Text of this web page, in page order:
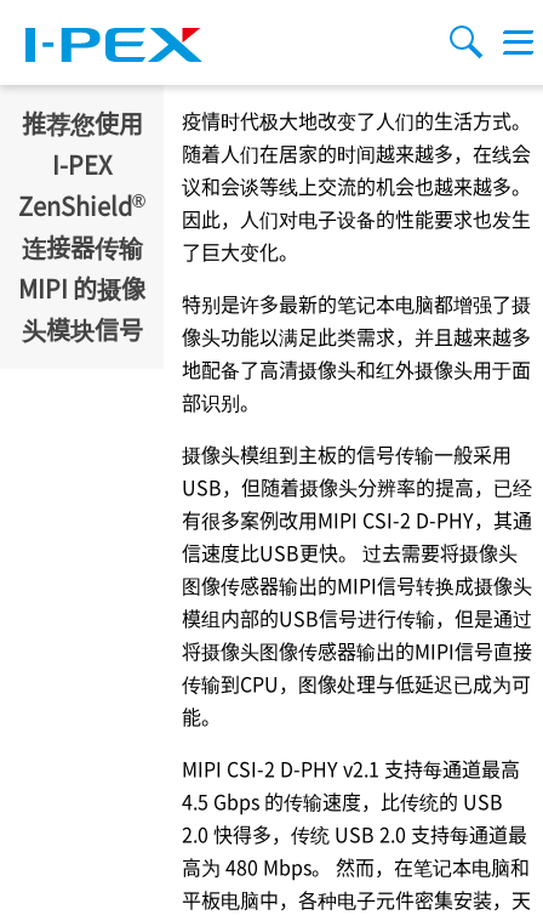
搜索
Menu
推荐您使用
I-PEX
ZenShield®
连接器传输
MIPI 的摄像
头模块信号
疫情时代极大地改变了人们的生活方式。
随着人们在居家的时间越来越多，在线会
议和会谈等线上交流的机会也越来越多。
因此，人们对电子设备的性能要求也发生
了巨大变化。
特别是许多最新的笔记本电脑都增强了摄
像头功能以满足此类需求，并且越来越多
地配备了高清摄像头和红外摄像头用于面
部识别。
摄像头模组到主板的信号传输一般采用
USB，但随着摄像头分辨率的提高，已经
有很多案例改用MIPI CSI-2 D-PHY，其通
信速度比USB更快。 过去需要将摄像头
图像传感器输出的MIPI信号转换成摄像头
模组内部的USB信号进行传输，但是通过
将摄像头图像传感器输出的MIPI信号直接
传输到CPU，图像处理与低延迟已成为可
能。
MIPI CSI-2 D-PHY v2.1 支持每通道最高
4.5 Gbps 的传输速度，比传统的 USB
2.0 快得多，传统 USB 2.0 支持每通道最
高为 480 Mbps。 然而，在笔记本电脑和
平板电脑中，各种电子元件密集安装，天